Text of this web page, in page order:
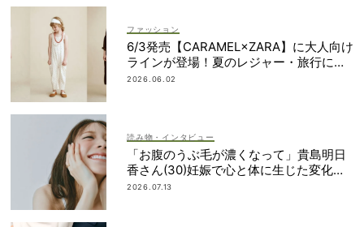
ファッション
6/3発売【CARAMEL×ZARA】に大人向け
ラインが登場！夏のレジャー・旅行にも
おすすめ
2026.06.02
読み物・インタビュー
「お腹のうぶ毛が濃くなって」貴島明日
香さん(30)妊娠で心と体に生じた変化も
「愛しいです」
2026.07.13